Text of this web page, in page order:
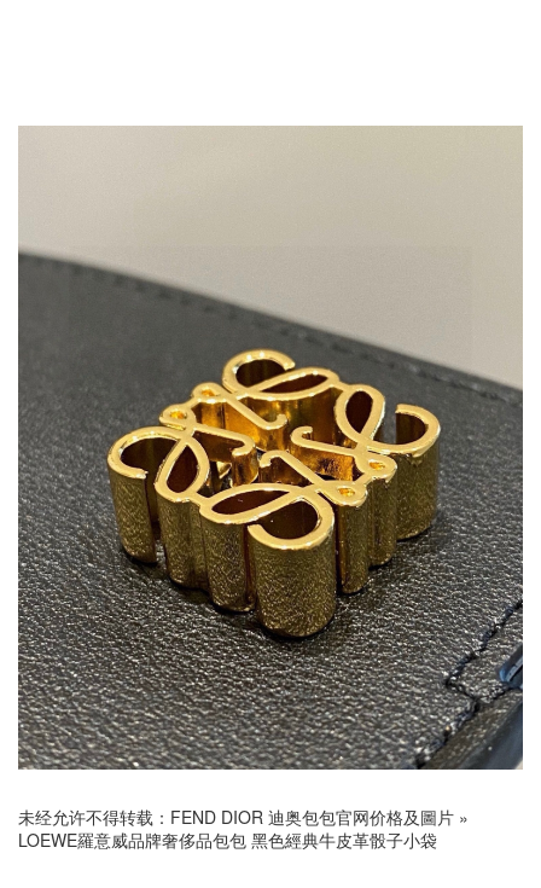
未经允许不得转载： FEND DIOR 迪奥包包官网价格及圖片 »
LOEWE羅意威品牌奢侈品包包 黑色經典牛皮革骰子小袋